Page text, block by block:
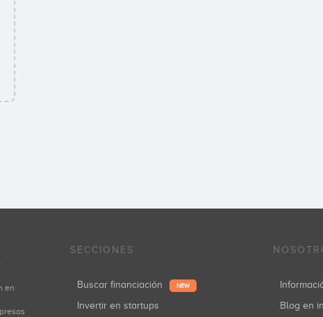
en
SECCIONES
Buscar financiación NEW
Invertir en startups
Blog en